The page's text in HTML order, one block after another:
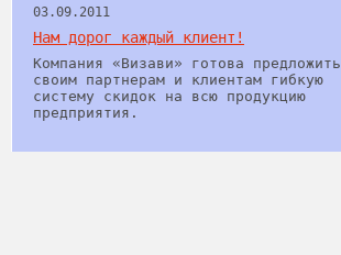
03.09.2011
Нам дорог каждый клиент!
Компания «Визави» готова предложить
своим партнерам и клиентам гибкую
систему скидок на всю продукцию
предприятия.